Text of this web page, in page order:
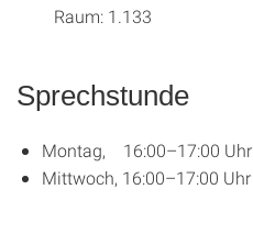
Raum: 1.133
Sprechstunde
Montag, 16:00–17:00 Uhr
Mittwoch, 16:00–17:00 Uhr